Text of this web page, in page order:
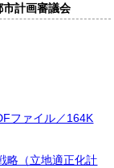
計画審議会
ファイル／164K
略（立地適正化計